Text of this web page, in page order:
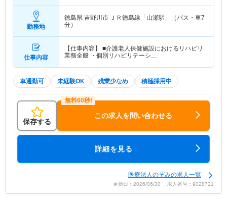
勤務地
徳島県 吉野川市
ＪＲ徳島線「山瀬駅」（バス・車7
分）
仕事内容
【仕事内容】 ■介護老人保健施設におけるリハビリ
業務全般 ・個別リハビリテーシ…
車通勤可 未経験OK 残業少なめ 積極採用中
保存する
この求人を問い合わせる
詳細を見る
医療法人のぞみの求人一覧
更新日：2026/06/30 求人番号：9028721